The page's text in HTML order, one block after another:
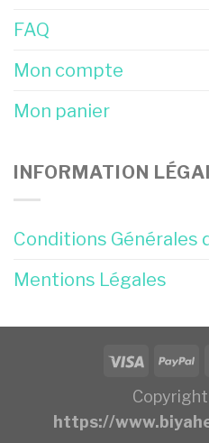
FAQ
Mon compte
Mon panier
INFORMATION
Conditions Générales
Mentions Légales
https://